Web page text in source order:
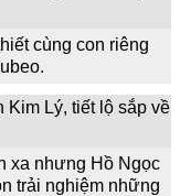
cùng con riêng
xa nhưng Hồ Ngọc
trải nghiệm những